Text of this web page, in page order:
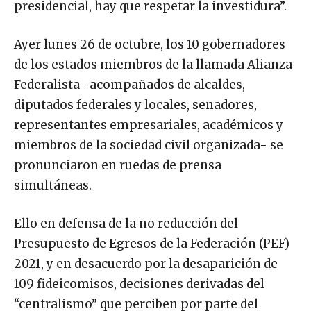
presidencial, hay que respetar la investidura”.
Ayer lunes 26 de octubre, los 10 gobernadores
de los estados miembros de la llamada Alianza
Federalista -acompañados de alcaldes,
diputados federales y locales, senadores,
representantes empresariales, académicos y
miembros de la sociedad civil organizada- se
pronunciaron en ruedas de prensa
simultáneas.
Ello en defensa de la no reducción del
Presupuesto de Egresos de la Federación (PEF)
2021, y en desacuerdo por la desaparición de
109 fideicomisos, decisiones derivadas del
“centralismo” que perciben por parte del